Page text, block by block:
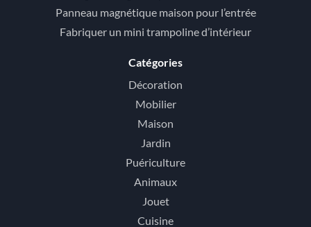
Panneau magnétique maison pour l’entrée
Fabriquer un mini trampoline d’intérieur
Catégories
Décoration
Mobilier
Maison
Jardin
Puériculture
Animaux
Jouet
Cuisine